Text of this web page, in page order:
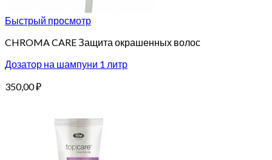
Быстрый просмотр
CHROMA CARE Защита окрашенных волос
Дозатор на шампуни 1 литр
350,00₽